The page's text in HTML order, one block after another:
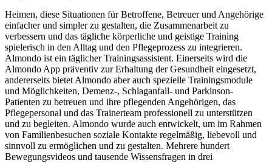
Heimen, diese Situationen für Betroffene, Betreuer und Angehörige
einfacher und simpler zu gestalten, die Zusammenarbeit zu
verbessern und das tägliche körperliche und geistige Training
spielerisch in den Alltag und den Pflegeprozess zu integrieren.
Almondo ist ein täglicher Trainingsassistent. Einerseits wird die
Almondo App präventiv zur Erhaltung der Gesundheit eingesetzt,
andererseits bietet Almondo aber auch spezielle Trainingsmodule
und Möglichkeiten, Demenz-, Schlaganfall- und Parkinson-
Patienten zu betreuen und ihre pflegenden Angehörigen, das
Pflegepersonal und das Trainerteam professionell zu unterstützen
und zu begleiten. Almondo wurde auch entwickelt, um im Rahmen
von Familienbesuchen soziale Kontakte regelmäßig, liebevoll und
sinnvoll zu ermöglichen und zu gestalten. Mehrere hundert
Bewegungsvideos und tausende Wissensfragen in drei